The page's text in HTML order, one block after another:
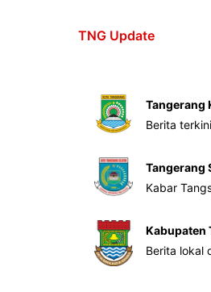
TNG Update
Tangerang
Berita
Tangerang
Kabar
Kabupaten
Berita lokal